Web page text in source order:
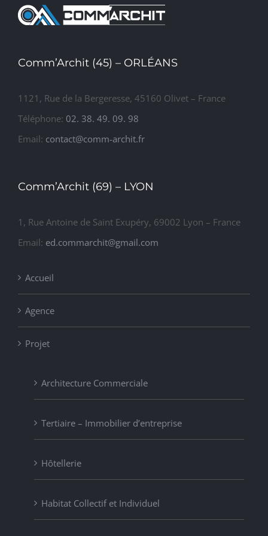
de 22
Comm’Archit (45) – ORLÉANS
1121, Rue de la Bergeresse, 45160 Olivet – France
Téléphone: 02. 38. 49. 09. 98
Email: contact@comm-archit.fr
Comm’Archit (69) – LYON
1, Rue Antoine de Saint Exupéry, 69002 Lyon – France
Email: ed.commarchit@gmail.com
Accueil
Agence
Projet
Architecture Commerciale
Tertiaire – Immobilier d’entreprise
Hôtellerie
Habitat Collectif et Individuel